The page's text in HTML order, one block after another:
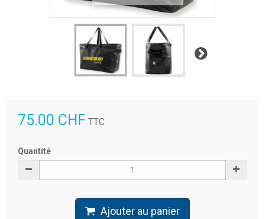
Suivant
75.00 CHF TTC
Quantité
Ajouter au panier